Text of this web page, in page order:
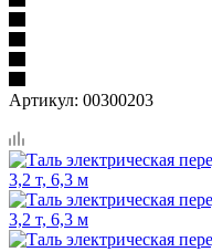
Артикул: 00300203